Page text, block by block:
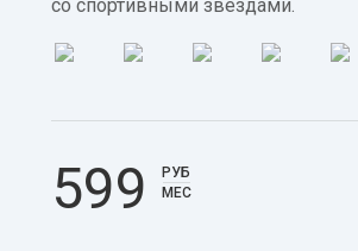
со спортивными звёздами.
599
РУБ
МЕС